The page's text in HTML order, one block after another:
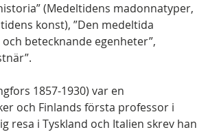
(Medeltidens madonnatyper,
konst), ”Den medeltida
betecknande egenheter”,
1857-1930) var en
och Finlands första professor i
resa i Tyskland och Italien skrev han